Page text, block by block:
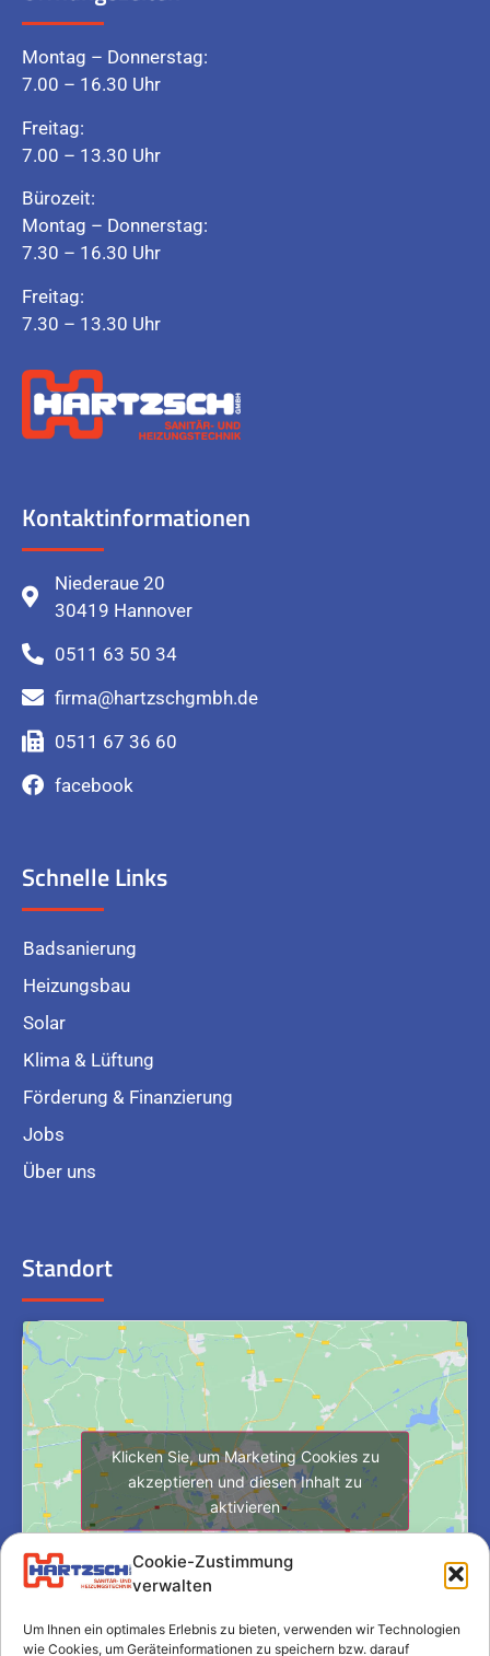
Cookie-Zustimmung
verwalten
Um Ihnen ein optimales Erlebnis zu bieten, verwenden wir Technologien
wie Cookies, um Geräteinformationen zu speichern bzw. darauf
Montag – Donnerstag:
7.00 – 16.30 Uhr
Freitag:
7.00 – 13.30 Uhr
Bürozeit:
Montag – Donnerstag:
7.30 – 16.30 Uhr
Freitag:
7.30 – 13.30 Uhr
Kontaktinformationen
Niederaue 20
30419 Hannover
0511 63 50 34
firma@hartzschgmbh.de
0511 67 36 60
facebook
Schnelle Links
Badsanierung
Heizungsbau
Solar
Klima & Lüftung
Förderung & Finanzierung
Jobs
Über uns
Standort
Klicken Sie, um Marketing Cookies zu
akzeptieren und diesen Inhalt zu
aktivieren